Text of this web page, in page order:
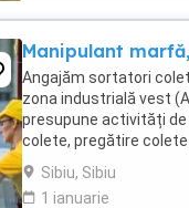
Manipulant
Angajăm sortatori
zona industrială vest
presupune activități
colete, pregătire
vineri, de la 22.30 ...
Sibiu, Sibiu
1 ianuarie